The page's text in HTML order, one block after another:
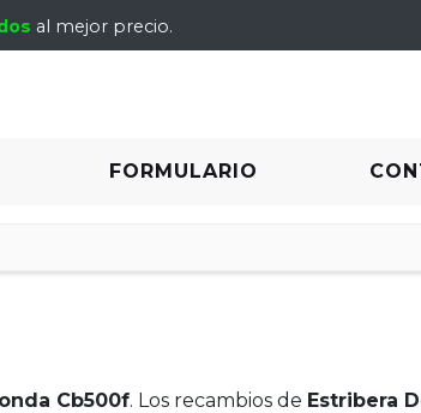
al mejor precio.
FORMULARIO
Cb500f. Los recambios de Estribera